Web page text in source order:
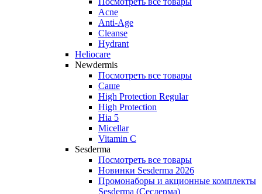
Acne
Anti‑Age
Cleanse
Hydrant
Heliocare
Newdermis
Посмотреть все товары
Саше
High Protection Regular
High Protection
Hia 5
Micellar
Vitamin C
Sesderma
Посмотреть все товары
Новинки Sesderma 2026
Промонаборы и акционные комплекты
Sesderma (Сесдерма)